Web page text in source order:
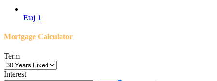
Etaj 1
Mortgage Calculator
Term
Interest